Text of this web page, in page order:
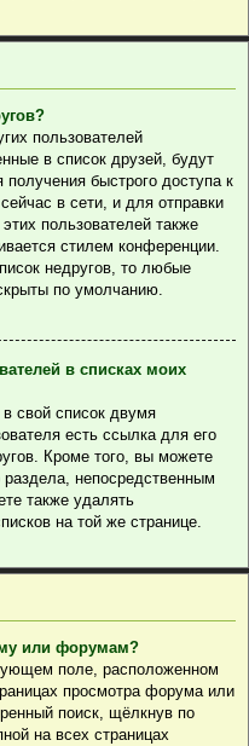
пользователей
в список друзей, будут
быстрого доступа к
в сети, и для отправки
пользователей также
стилем конференции.
недругов, то любые
по умолчанию.
в списках моих
свой список двумя
есть ссылка для его
Кроме того, вы можете
непосредственным
также удалять
на той же странице.
или форумам?
поле, расположенном
просмотра форума или
поиск, щёлкнув по
на всех страницах